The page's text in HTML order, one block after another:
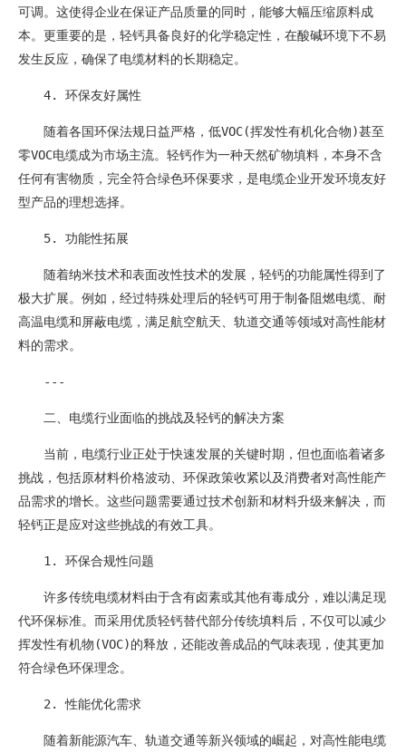
可调。这使得企业在保证产品质量的同时，能够大幅压缩原料成
本。更重要的是，轻钙具备良好的化学稳定性，在酸碱环境下不易
发生反应，确保了电缆材料的长期稳定。
4. 环保友好属性
随着各国环保法规日益严格，低VOC(挥发性有机化合物)甚至
零VOC电缆成为市场主流。轻钙作为一种天然矿物填料，本身不含
任何有害物质，完全符合绿色环保要求，是电缆企业开发环境友好
型产品的理想选择。
5. 功能性拓展
随着纳米技术和表面改性技术的发展，轻钙的功能属性得到了
极大扩展。例如，经过特殊处理后的轻钙可用于制备阻燃电缆、耐
高温电缆和屏蔽电缆，满足航空航天、轨道交通等领域对高性能材
料的需求。
---
二、电缆行业面临的挑战及轻钙的解决方案
当前，电缆行业正处于快速发展的关键时期，但也面临着诸多
挑战，包括原材料价格波动、环保政策收紧以及消费者对高性能产
品需求的增长。这些问题需要通过技术创新和材料升级来解决，而
轻钙正是应对这些挑战的有效工具。
1. 环保合规性问题
许多传统电缆材料由于含有卤素或其他有毒成分，难以满足现
代环保标准。而采用优质轻钙替代部分传统填料后，不仅可以减少
挥发性有机物(VOC)的释放，还能改善成品的气味表现，使其更加
符合绿色环保理念。
2. 性能优化需求
随着新能源汽车、轨道交通等新兴领域的崛起，对高性能电缆